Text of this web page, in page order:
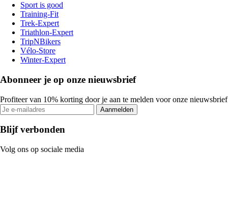
Sport is good
Training-Fit
Trek-Expert
Triathlon-Expert
TripNBikers
Vélo-Store
Winter-Expert
Abonneer je op onze nieuwsbrief
Profiteer van 10% korting door je aan te melden voor onze nieuwsbrief
Aanmelden
Blijf verbonden
Volg ons op sociale media